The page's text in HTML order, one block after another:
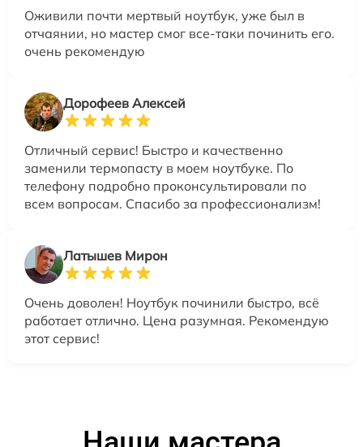
Оживили почти мертвый ноутбук, уже был в
отчаянии, но мастер смог все-таки починить его.
очень рекомендую
Дорофеев Алексей
Отличный сервис! Быстро и качественно
заменили термопасту в моем ноутбуке. По
телефону подробно проконсультировали по
всем вопросам. Спасибо за профессионализм!
Латышев Мирон
Очень доволен! Ноутбук починили быстро, всё
работает отлично. Цена разумная. Рекомендую
этот сервис!